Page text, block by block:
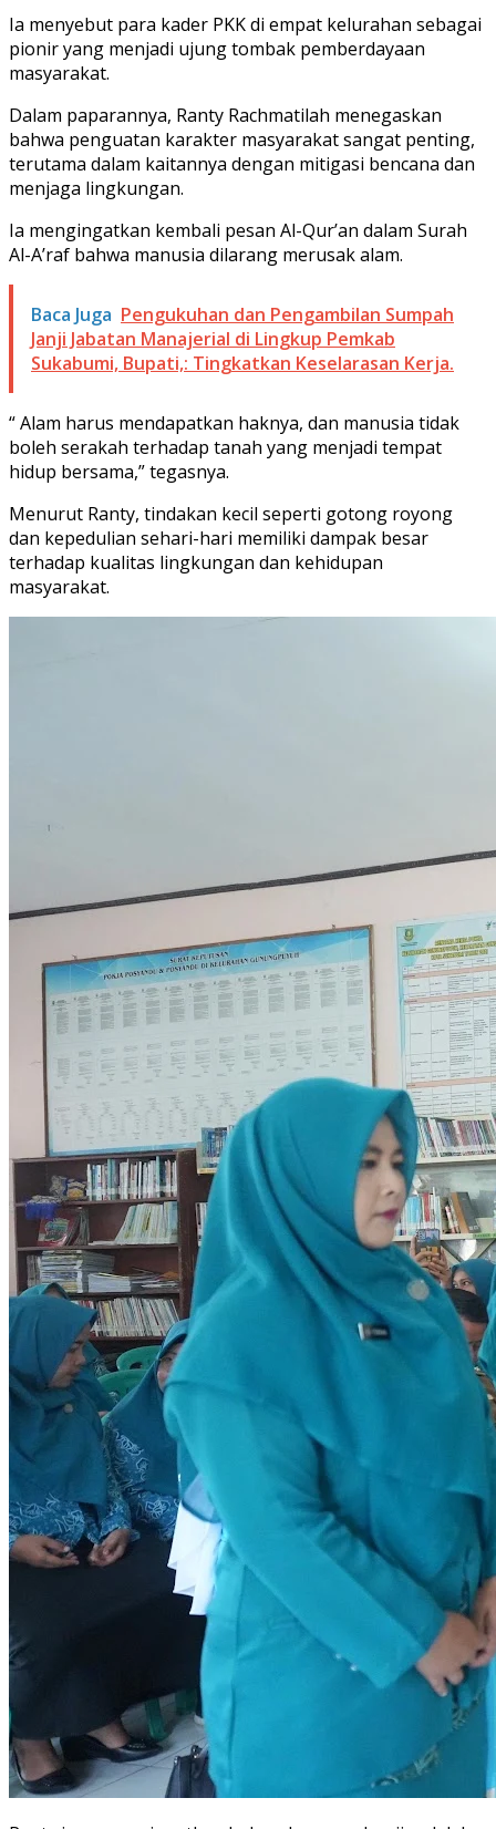
Ia menyebut para kader PKK di empat kelurahan sebagai
pionir yang menjadi ujung tombak pemberdayaan
masyarakat.
Dalam paparannya, Ranty Rachmatilah menegaskan
bahwa penguatan karakter masyarakat sangat penting,
terutama dalam kaitannya dengan mitigasi bencana dan
menjaga lingkungan.
Ia mengingatkan kembali pesan Al-Qur’an dalam Surah
Al-A’raf bahwa manusia dilarang merusak alam.
Baca Juga Pengukuhan dan Pengambilan Sumpah
Janji Jabatan Manajerial di Lingkup Pemkab
Sukabumi, Bupati,: Tingkatkan Keselarasan Kerja.
“ Alam harus mendapatkan haknya, dan manusia tidak
boleh serakah terhadap tanah yang menjadi tempat
hidup bersama,” tegasnya.
Menurut Ranty, tindakan kecil seperti gotong royong
dan kepedulian sehari-hari memiliki dampak besar
terhadap kualitas lingkungan dan kehidupan
masyarakat.